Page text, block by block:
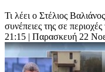
Τι λέει ο Στέλιος
συνέπειες της σε
21:15 | Παρασκευή 22